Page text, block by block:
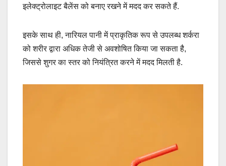
इलेक्ट्रोलाइट बैलेंस को बनाए रखने में मदद कर सकते हैं.
इसके साथ ही, नारियल पानी में प्राकृतिक रूप से उपलब्ध शर्करा
को शरीर द्वारा अधिक तेजी से अवशोषित किया जा सकता है,
जिससे शुगर का स्तर को नियंत्रित करने में मदद मिलती है.